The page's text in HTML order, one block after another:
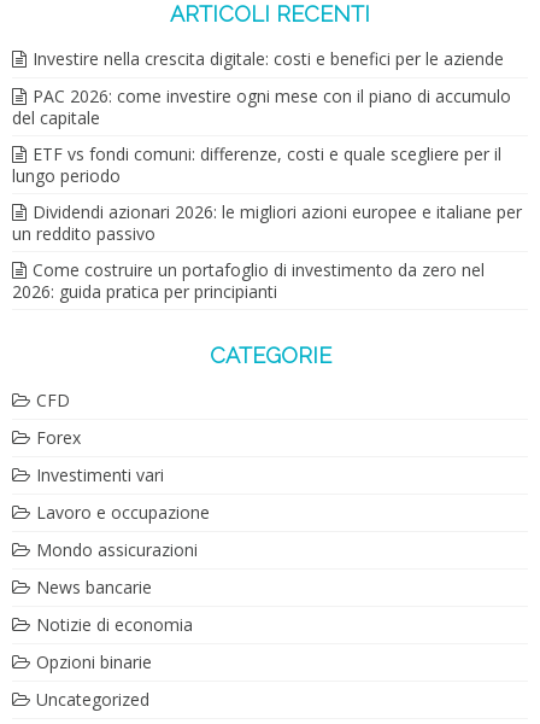
ARTICOLI RECENTI
Investire nella crescita digitale: costi e benefici per le aziende
PAC 2026: come investire ogni mese con il piano di accumulo
del capitale
ETF vs fondi comuni: differenze, costi e quale scegliere per il
lungo periodo
Dividendi azionari 2026: le migliori azioni europee e italiane per
un reddito passivo
Come costruire un portafoglio di investimento da zero nel
2026: guida pratica per principianti
CATEGORIE
CFD
Forex
Investimenti vari
Lavoro e occupazione
Mondo assicurazioni
News bancarie
Notizie di economia
Opzioni binarie
Uncategorized